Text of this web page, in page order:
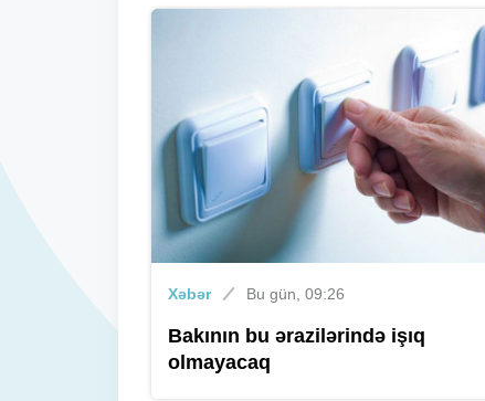
Xəbər Bu gün, 09:26
Bakının bu ərazilərində işıq
olmayacaq